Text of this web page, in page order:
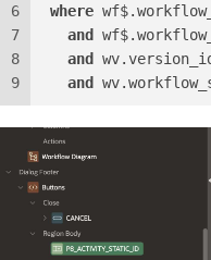
6
7
8
9
where
and
and
and